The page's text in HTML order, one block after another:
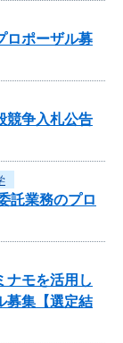
ロポーザル募
競争入札公告
託業務のプロ
モを活用し
募集【選定結